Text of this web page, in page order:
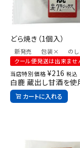
大容量
読み物
どら焼き（1個入）
新発売 包装×
の
クール便発送は出来ませ
当店特別価格 ¥216 税込
白鹿 蔵出し甘酒を使
カートに入れる